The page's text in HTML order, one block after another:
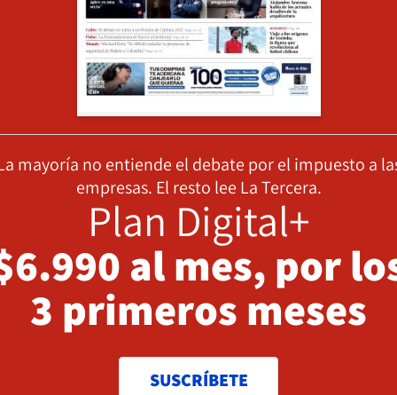
mayoría no entiende el debate por el impuesto a
empresas. El resto lee La Tercera.
Plan Digital+
al mes, por
3 primeros meses
SUSCRÍBETE